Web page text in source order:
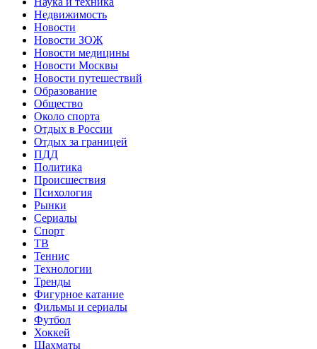
Недвижимость
Новости
Новости ЗОЖ
Новости медицины
Новости Москвы
Новости путешествий
Образование
Общество
Около спорта
Отдых в России
Отдых за границей
ПДД
Политика
Происшествия
Психология
Рынки
Сериалы
Спорт
ТВ
Теннис
Технологии
Тренды
Фигурное катание
Фильмы и сериалы
Футбол
Хоккей
Шахматы